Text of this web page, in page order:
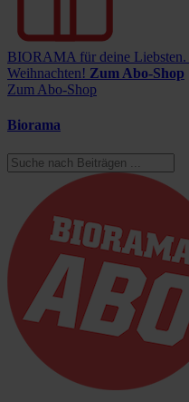
BIORAMA für deine Liebsten.
Weihnachten! Zum Abo-Shop
Zum Abo-Shop
Biorama